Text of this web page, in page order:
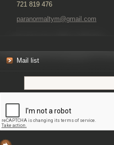
721 819 476
paranormaltym@gmail.com
Mail list